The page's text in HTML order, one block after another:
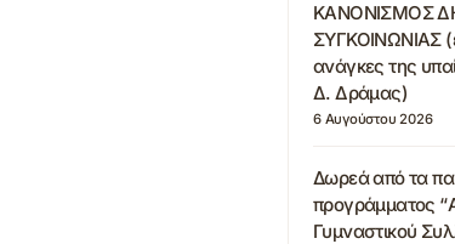
ΚΑΝΟΝΙΣΜΟΣ
ΣΥΓΚΟΙΝΩΝΙΑΣ
ανάγκες της
Δ. Δράμας)
6 Αυγούστου 2026
Δωρεά από τα
προγράμματος
Γυμναστικού